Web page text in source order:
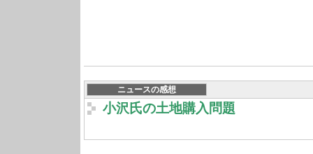
ニュースの感想
小沢氏の土地購入問題